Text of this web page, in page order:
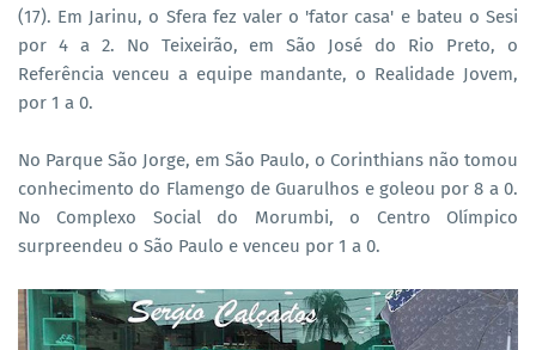
(17). Em Jarinu, o Sfera fez valer o 'fator casa' e bateu o Sesi
por 4 a 2. No Teixeirão, em São José do Rio Preto, o
Referência venceu a equipe mandante, o Realidade Jovem,
por 1 a 0.
No Parque São Jorge, em São Paulo, o Corinthians não tomou
conhecimento do Flamengo de Guarulhos e goleou por 8 a 0.
No Complexo Social do Morumbi, o Centro Olímpico
surpreendeu o São Paulo e venceu por 1 a 0.